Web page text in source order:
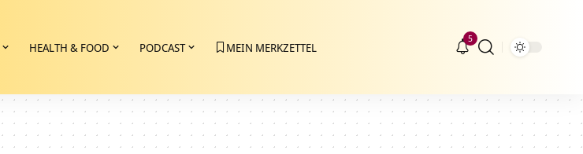
HEALTH & FOOD PODCAST MEIN MERKZETTEL
5